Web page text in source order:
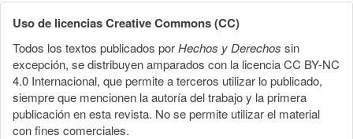
Uso de licencias Creative Commons (CC)
Todos los textos publicados porHechos y Derechos sin
excepción, se distribuyen amparados con la licencia CC BY-NC
4.0 Internacional, que permite a terceros utilizar lo publicado,
siempre que mencionen la autoría del trabajo y la primera
publicación en esta revista. No se permite utilizar el material
con fines comerciales.